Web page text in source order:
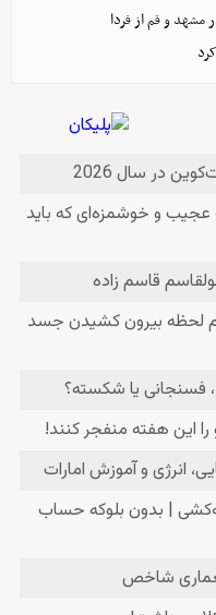
مشهد و قم از فردا